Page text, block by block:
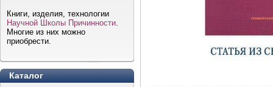
Книги, изделия, технологии
Научной Школы Причинности
Многие из них можно
приобрести.
Каталог